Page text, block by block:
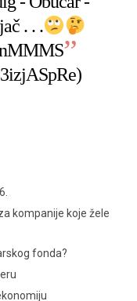
. . .
kompanije koje žele
fonda?